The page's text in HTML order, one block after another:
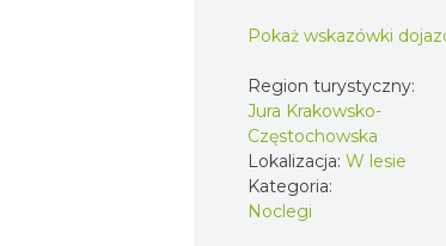
Pokaż wskazówki
Region turystyczny:
Jura Krakowsko-
Częstochowska
Lokalizacja: W lesie
Kategoria:
Noclegi